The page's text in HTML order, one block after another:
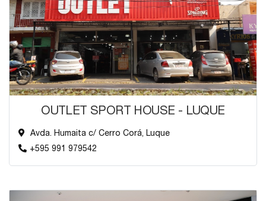
OUTLET SPORT HOUSE - LUQUE
Avda. Humaita c/ Cerro Corá, Luque
+595 991 979542